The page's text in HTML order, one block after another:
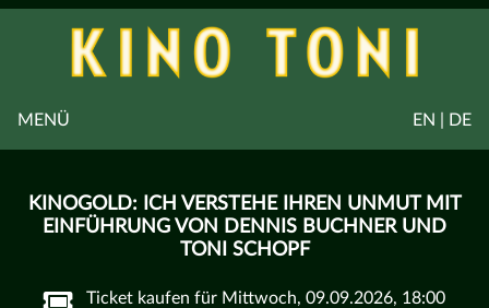
EN | DE
MENÜ
KINOGOLD: ICH VERSTEHE IHREN UNMUT MIT
EINFÜHRUNG VON DENNIS BUCHNER UND
TONI SCHOPF
Ticket kaufen für Mittwoch, 09.09.2026, 18:00